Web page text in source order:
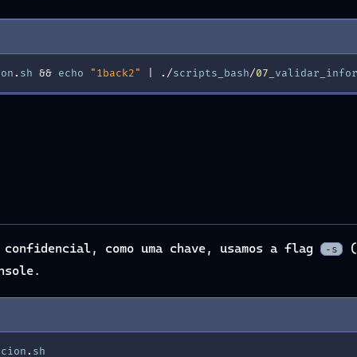
. sh && echo "1back2" ./scripts_bash/07
como uma chave, usamos a flag -s
. sh